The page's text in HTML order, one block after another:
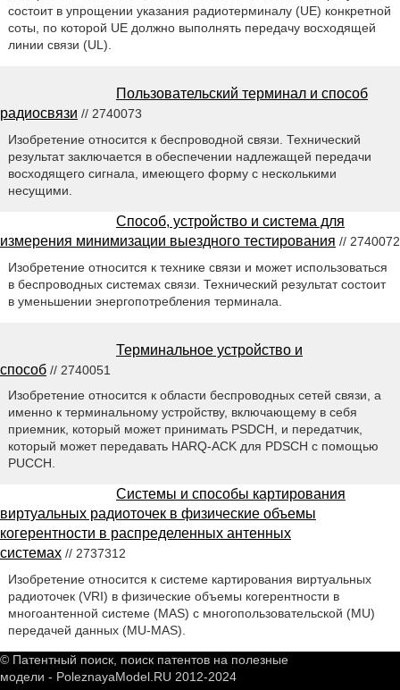
состоит в упрощении указания радиотерминалу (UE) конкретной
соты, по которой UE должно выполнять передачу восходящей
линии связи (UL).
Пользовательский терминал и способ
радиосвязи // 2740073
Изобретение относится к беспроводной связи. Технический
результат заключается в обеспечении надлежащей передачи
восходящего сигнала, имеющего форму с несколькими
несущими.
Способ, устройство и система для
измерения минимизации выездного тестирования // 2740072
Изобретение относится к технике связи и может использоваться
в беспроводных системах связи. Технический результат состоит
в уменьшении энергопотребления терминала.
Терминальное устройство и
способ // 2740051
Изобретение относится к области беспроводных сетей связи, а
именно к терминальному устройству, включающему в себя
приемник, который может принимать PSDCH, и передатчик,
который может передавать HARQ-ACK для PDSCH с помощью
PUCCH.
Системы и способы картирования
виртуальных радиоточек в физические объемы
когерентности в распределенных антенных
системах // 2737312
Изобретение относится к системе картирования виртуальных
радиоточек (VRI) в физические объемы когерентности в
многоантенной системе (MAS) с многопользовательской (MU)
передачей данных (MU-MAS).
© Патентный поиск, поиск патентов на полезные
модели - PoleznayaModel.RU 2012-2024